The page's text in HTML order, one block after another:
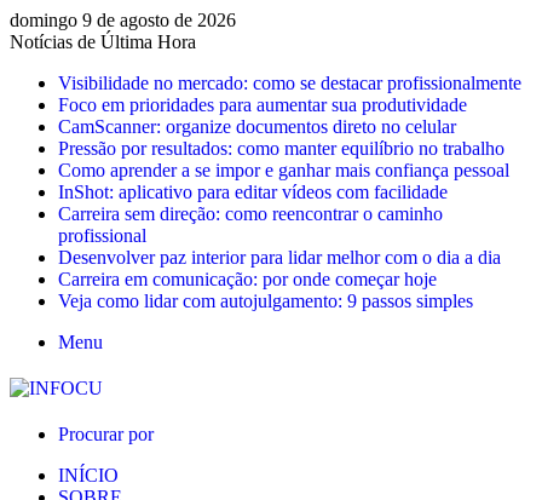
domingo 9 de agosto de 2026
Notícias de Última Hora
Visibilidade no mercado: como se destacar profissionalmente
Foco em prioridades para aumentar sua produtividade
CamScanner: organize documentos direto no celular
Pressão por resultados: como manter equilíbrio no trabalho
Como aprender a se impor e ganhar mais confiança pessoal
InShot: aplicativo para editar vídeos com facilidade
Carreira sem direção: como reencontrar o caminho
profissional
Desenvolver paz interior para lidar melhor com o dia a dia
Carreira em comunicação: por onde começar hoje
Veja como lidar com autojulgamento: 9 passos simples
Menu
Procurar por
INÍCIO